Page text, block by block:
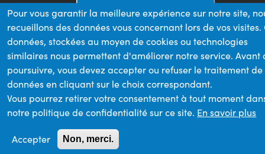
Pour vous garantir la meilleure expérience sur notre site,
recueillons des données vous concernant lors de vos visites.
données, stockées au moyen de cookies ou technologies
similaires nous permettent d'améliorer notre service. Avant
poursuivre, vous devez accepter ou refuser le traitement de
données en cliquant sur le choix correspondant.
Vous pourrez retirer votre consentement à tout moment
notre politique de confidentialité sur ce site. En savoir plus
Accepter Non, merci.